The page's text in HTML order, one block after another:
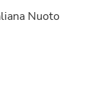
Nuoto